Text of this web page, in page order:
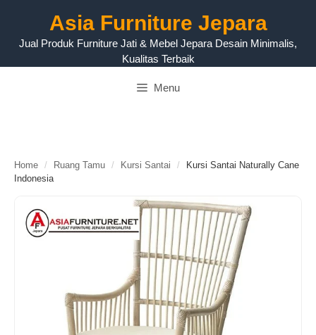
Asia Furniture Jepara
Jual Produk Furniture Jati & Mebel Jepara Desain Minimalis,
Kualitas Terbaik
Menu
Home / Ruang Tamu / Kursi Santai /
Kursi Santai Naturally Cane
Indonesia